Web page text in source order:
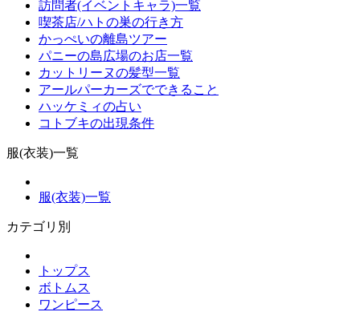
訪問者(イベントキャラ)一覧
喫茶店/ハトの巣の行き方
かっぺいの離島ツアー
パニーの島広場のお店一覧
カットリーヌの髪型一覧
アールパーカーズでできること
ハッケミィの占い
コトブキの出現条件
服(衣装)一覧
服(衣装)一覧
カテゴリ別
トップス
ボトムス
ワンピース